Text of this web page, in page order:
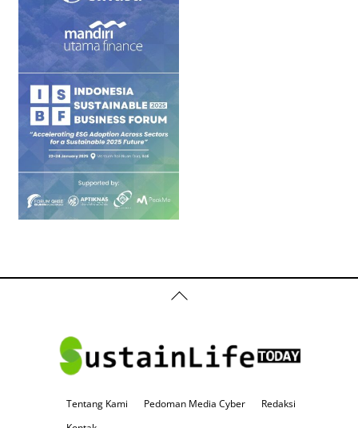
Back
Tentang Kami Pedoman Media Cyber
Redaksi